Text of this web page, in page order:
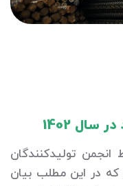
1402
تولیدکنندگان
که در این مطلب بیان